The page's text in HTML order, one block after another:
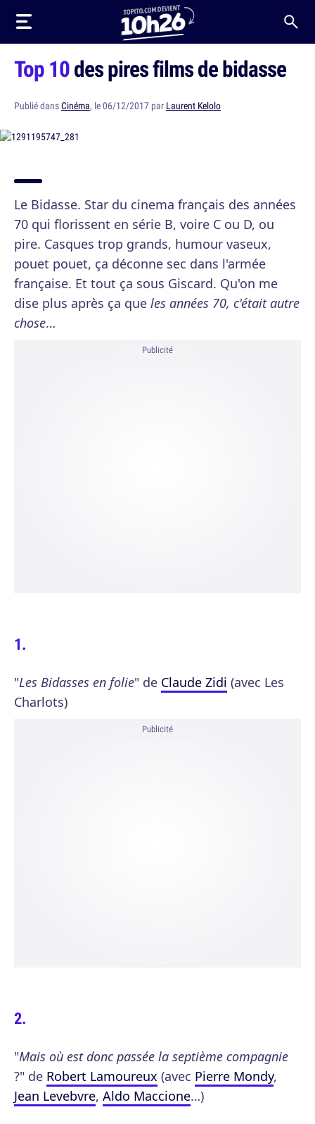
Top 10des pires films de bidasse
Publié dansCinéma, le 06/12/2017 par Laurent Kelolo
Le Bidasse. Star du cinema français des années
70 qui florissent en série B, voire C ou D, ou
pire. Casques trop grands, humour vaseux,
pouet pouet, ça déconne sec dans l'armée
française. Et tout ça sous Giscard. Qu'on me
dise plus après ça que les années 70, c'était autre
chose…
Publicité
"Les Bidasses en folie" de Claude Zidi (avec Les
Charlots)
Publicité
"Mais où est donc passée la septième compagnie
?" de Robert Lamoureux (avec Pierre Mondy,
Jean Levebvre, Aldo Maccione…)